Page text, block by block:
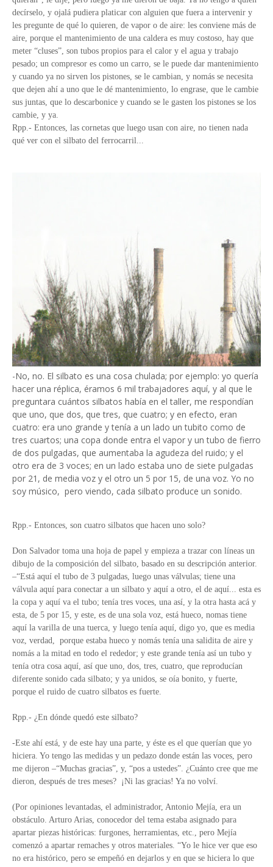
decírselo, y ojalá pudiera platicar con alguien que fuera a intervenir y
les pregunte de qué lo quieren, de vapor o de aire: les conviene más de
aire, porque el mantenimiento de una caldera es muy costoso, hay que
meter “cluses”, son tubos propios para el calor y el agua y trabajo
pesado; un compresor es como un carro, se le puede dar mantenimiento
y cuando ya no sirven los pistones, se le cambian, y nomás se necesita
que dejen ahí a uno que le dé mantenimiento, lo engrase, que le cambie
sus juntas, que lo descarbonice y cuando se le gasten los pistones se los
cambie, y ya.
Rpp.- Entonces, las cornetas que luego usan con aire, no tienen nada
qué ver con el silbato del ferrocarril...
-No, no. El silbato es una cosa chulada; por ejemplo: yo quería
hacer una réplica, éramos 6 mil trabajadores aquí, y al que le
preguntara cuántos silbatos había en el taller, me respondían
que uno, que dos, que tres, que cuatro; y en efecto, eran
cuatro: era uno grande y tenía a un lado un tubito como de
tres cuartos; una copa donde entra el vapor y un tubo de fierro
de dos pulgadas, que aumentaba la agudeza del ruido; y el
otro era de 3 voces; en un lado estaba uno de siete pulgadas
por 21, de media voz y el otro un 5 por 15, de una voz. Yo no
soy músico, pero viendo, cada silbato produce un sonido.
Rpp.- Entonces, son cuatro silbatos que hacen uno solo?
Don Salvador toma una hoja de papel y empieza a trazar con líneas un
dibujo de la composición del silbato, basado en su descripción anterior.
–“Está aquí el tubo de 3 pulgadas, luego unas válvulas; tiene una
válvula aquí para conectar a un silbato y aquí a otro, el de aquí... esta es
la copa y aquí va el tubo; tenía tres voces, una así, y la otra hasta acá y
esta, de 5 por 15, y este, es de una sola voz, está hueco, nomas tiene
aquí la varilla de una tuerca, y luego tenía aquí, digo yo, que es media
voz, verdad, porque estaba hueco y nomás tenía una salidita de aire y
nomás a la mitad en todo el rededor; y este grande tenía así un tubo y
tenía otra cosa aquí, así que uno, dos, tres, cuatro, que reproducían
diferente sonido cada silbato; y ya unidos, se oía bonito, y fuerte,
porque el ruido de cuatro silbatos es fuerte.
Rpp.- ¿En dónde quedó este silbato?
-Este ahí está, y de este hay una parte, y éste es el que querían que yo
hiciera. Yo tengo las medidas y un pedazo donde están las voces, pero
me dijeron –“Muchas gracias”, y, “pos a ustedes”. ¿Cuánto cree que me
dieron, después de tres meses? ¡Ni las gracias! Ya no volví.
(Por opiniones levantadas, el administrador, Antonio Mejía, era un
obstáculo. Arturo Arias, conocedor del tema estaba asignado para
apartar piezas históricas: furgones, herramientas, etc., pero Mejía
comenzó a apartar remaches y otros materiales. “Yo le hice ver que eso
no era histórico, pero se empeñó en dejarlos y en que se hiciera lo que